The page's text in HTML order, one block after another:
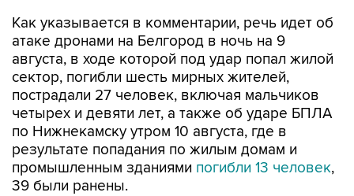
Как указывается в комментарии, речь идет об
атаке дронами на Белгород в ночь на 9
августа, в ходе которой под удар попал жилой
сектор, погибли шесть мирных жителей,
пострадали 27 человек, включая мальчиков
четырех и девяти лет, а также об ударе БПЛА
по Нижнекамску утром 10 августа, где в
результате попадания по жилым домам и
промышленным зданиями погибли 13 человек,
39 были ранены.